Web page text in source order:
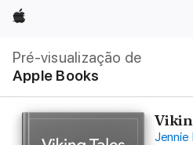
Apple
Pré-visualização de
Apple Books
local
Abrir
menu
Jennie